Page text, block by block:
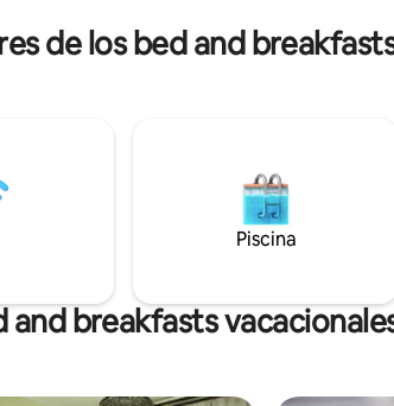
y se accede directamente
Cocina a disposición
de bambú y muchos
para relajarse.
colores
habitaciones
equipadas
baño
familias.
acogedor.
de los bed and
Piscina
and breakfasts